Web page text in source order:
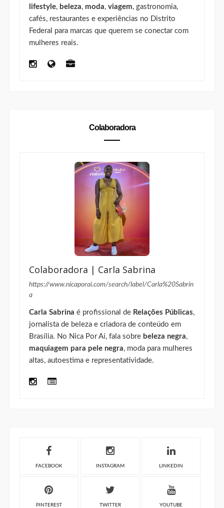
lifestyle, beleza, moda, viagem, gastronomia,
cafés, restaurantes e experiências no Distrito
Federal para marcas que querem se conectar com
mulheres reais.
Colaboradora
Colaboradora | Carla Sabrina
https://www.nicaporai.com/search/label/Carla%20Sabrin
a
Carla Sabrina é profissional de Relações Públicas,
jornalista de beleza e criadora de conteúdo em
Brasília. No Nica Por Aí, fala sobre beleza negra,
maquiagem para pele negra, moda para mulheres
altas, autoestima e representatividade.
FACEBOOK INSTAGRAM LINKEDIN
PINTEREST TWITTER YOUTUBE